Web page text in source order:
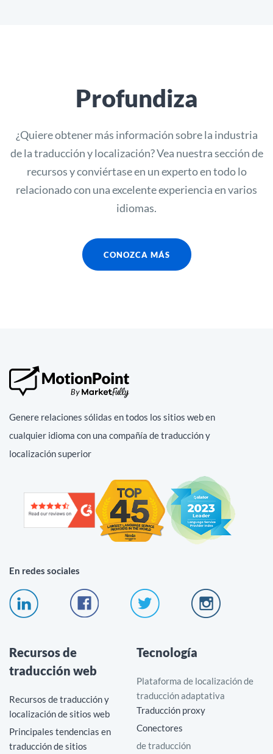
Profundiza
¿Quiere obtener más información sobre la industria
de la traducción y localización? Vea nuestra sección de
recursos y conviértase en un experto en todo lo
relacionado con una excelente experiencia en varios
idiomas.
CONOZCA MÁS
Genere relaciones sólidas en todos los sitios web en
cualquier idioma con una compañía de traducción y
localización superior
En redes sociales
Recursos de
traducción web
Recursos de traducción y
localización de sitios web
Principales tendencias en
traducción de sitios
Tecnología
Plataforma de localización de
traducción adaptativa
Traducción proxy
Conectores
de traducción